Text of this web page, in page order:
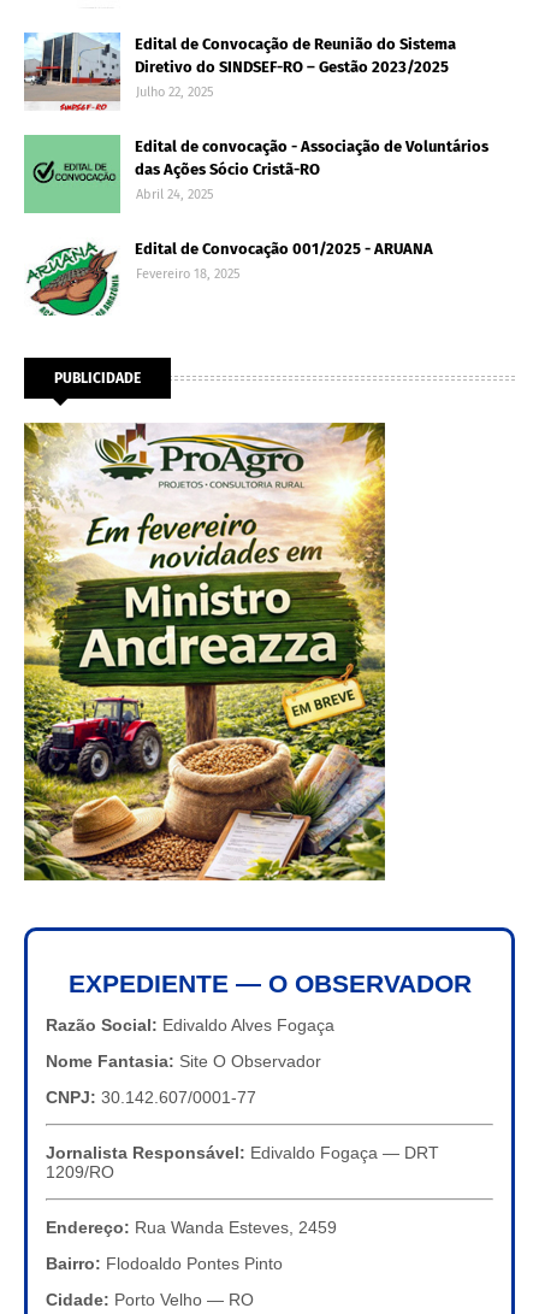
Edital de Convocação de Reunião do Sistema
Diretivo do SINDSEF-RO – Gestão 2023/2025
Julho 22, 2025
Edital de convocação - Associação de Voluntários
das Ações Sócio Cristã-RO
Abril 24, 2025
Edital de Convocação 001/2025 - ARUANA
Fevereiro 18, 2025
PUBLICIDADE
EXPEDIENTE — O OBSERVADOR
Razão Social: Edivaldo Alves Fogaça
Nome Fantasia: Site O Observador
CNPJ: 30.142.607/0001-77
Jornalista Responsável: Edivaldo Fogaça — DRT
1209/RO
Endereço: Rua Wanda Esteves, 2459
Bairro: Flodoaldo Pontes Pinto
Cidade: Porto Velho — RO